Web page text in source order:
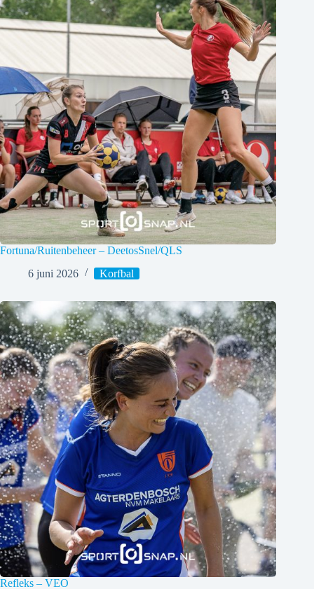
Fortuna/Ruitenbeheer – DeetosSnel/QLS
6 juni 2026
Korfbal
Refleks – VEO